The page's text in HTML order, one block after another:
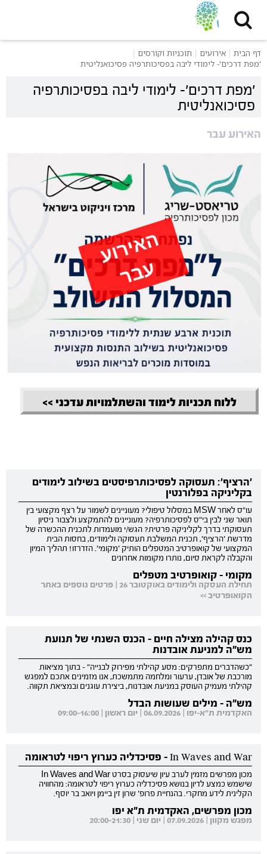
דף הבית אירועים
תוכניות וקורסים
'מפת דרכים'- לימודי ליבה בפסיכותרפיה פסיכואנליטית
'מפת דרכים'- לימודי ליבה בפסיכותרפיה
פסיכואנליטית
האירוע עבר
ללוח תכניות לימוד והשתלמויות עדכני >>
'הרציף': תעסוקה לפסיכותרפיסטים בשילוב לימודים
בקליניקה בפלורנטין
עו"ס לאחר MSW במסלול טיפולי? מעוניינים לשמור על רצף מקצועי בין
תואר שני לבין בי"ס לפסיכותרפיה? מעוניינים להתמקצע ולצבור ניסיון
תעסוקתי בדרך לקליניקה פרטית? הגש/י מועמדות לתכנית ההכשרה של
מדרשת 'הרציף', תכנית המשלבת תעסוקה ולימודים, בחסות הבית
המקצועי של קואופרטיב המטפלים הותיק 'מקומי'. הזדרזו! תהליך המיון
והקבלה לקראת סיום, נותרו מקומות אחרונים
מקומי - קואופרטיב מטפלים
תחילת העסקה ולימודים באוקטובר 26 | פרטים נוספים באתר
הקואופרטיב >>
כנס קהילה מצילה חיים - הכנס השנתי של תנועת
מש"ה למניעת אובדנות
"כשהדברים מתפרקים: מסע קהילתי מפירוק לבנייה" - בתוך מציאות
מורכבת של אובדן, ערעור ומלחמה מתמשכת, אנו מזמינים אתכם למפגש
קהילתי מעמיק העוסק במניעת אובדנות, ביצירת עוגנים ובמציאת תקווה.
מש"ה - מילים שעושות הבדל
האקדמית ת"א-יפו | 06.09.2026 | יום ראשון | 09:00-16:00
In Waves and War - פסיכדליה כערוץ ריפוי לטראומה
מכון מפרשים מזמין לערב עיון שיעסוק בסרט In Waves and War
שישמש כמצע לדיון בנושא פסיכדליה כערוץ ריפוי לטראומה: מהחוויה
הקלינית לידע מחקרי. בהנחיית פרופ' שרון זין ביימן ויואב בר יוסף.
מכון מפרשים, האקדמית ת"א יפו
מפגש מקוון | 07.09.2026 | יום שני | 20:00-21:30